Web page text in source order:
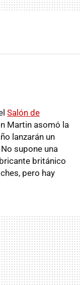
Salón de
Martin asomó la
lanzarán un
No supone una
británico
pero hay